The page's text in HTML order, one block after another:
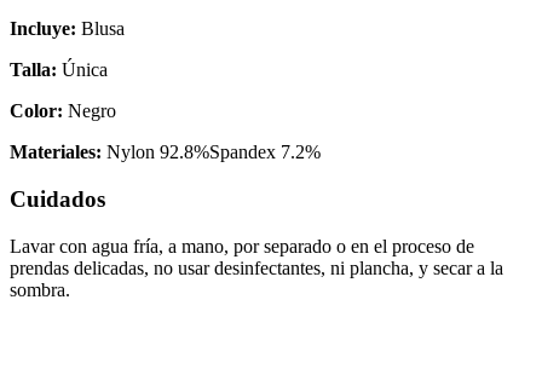
Incluye: Blusa
Talla: Única
Color: Negro
Materiales: Nylon 92.8%Spandex 7.2%
Cuidados
Lavar con agua fría, a mano, por separado o en el proceso de
prendas delicadas, no usar desinfectantes, ni plancha, y secar a la
sombra.